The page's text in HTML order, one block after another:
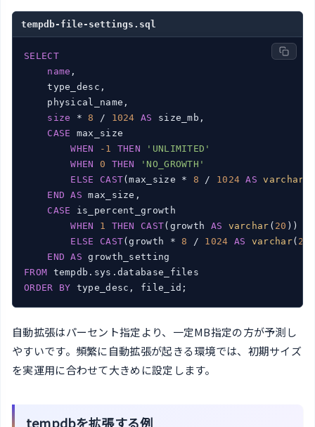
tempdb-file-settings.sql
SELECT
name ,
    type_desc,
    physical_name,
size * 8 / 1024 AS
size_mb,
CASE max_size
WHEN
-1 THEN
'UNLIMITED'
WHEN
0 THEN
'NO_GROWTH'
ELSE
CAST(max_size * 8 / 1024 AS varchar
END
AS max_size,
CASE is_percent_growth
WHEN
1 THEN CAST(growth AS varchar ( 20 ))
ELSE
CAST(growth * 8 / 1024 AS varchar( 20
END
AS
FROM
ORDER
BY
自動拡張はパーセント指定より、一定MB指定の方が予測し
やすいです。頻繁に自動拡張が起きる環境では、初期サイズ
を実運用に合わせて大きめに設定します。
tempdbを拡張する例